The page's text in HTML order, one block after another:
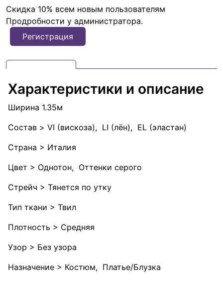
Скидка 10% всем новым пользователям
Продробности у администратора.
Регистрация
Характеристики и описание
Ширина 1.35м
Состав > VI (вискоза), LI (лён), EL (эластан)
Страна > Италия
Цвет > Однотон, Оттенки серого
Стрейч > Тянется по утку
Тип ткани > Твил
Плотность > Средняя
Узор > Без узора
Назначение > Костюм, Платье/Блузка